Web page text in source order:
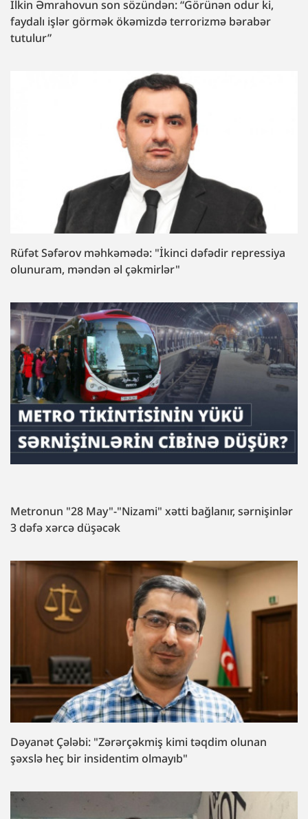
İlkin Əmrahovun son sözündən: “Görünən odur ki,
faydalı işlər görmək ökəmizdə terrorizmə bərabər
tutulur”
Rüfət Səfərov məhkəmədə: "İkinci dəfədir repressiya
olunuram, məndən əl çəkmirlər"
Metronun "28 May"-"Nizami" xətti bağlanır, sərnişinlər
3 dəfə xərcə düşəcək
Dəyanət Çələbi: "Zərərçəkmiş kimi təqdim olunan
şəxslə heç bir insidentim olmayıb"